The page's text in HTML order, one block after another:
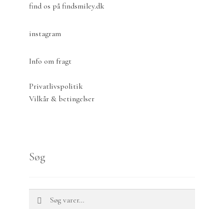
find os på findsmiley.dk
instagram
Info om fragt
Privatlivspolitik
Vilkår & betingelser
Søg
efter: